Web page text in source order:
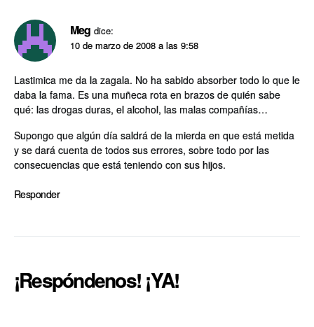
Meg dice:
10 de marzo de 2008 a las 9:58
Lastimica me da la zagala. No ha sabido absorber todo lo que le
daba la fama. Es una muñeca rota en brazos de quién sabe
qué: las drogas duras, el alcohol, las malas compañí­as…
Supongo que algún dí­a saldrá de la mierda en que está metida
y se dará cuenta de todos sus errores, sobre todo por las
consecuencias que está teniendo con sus hijos.
Responder
¡Respóndenos! ¡YA!